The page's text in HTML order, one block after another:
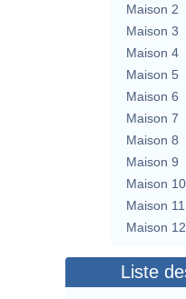
Maison 2
Maison 3
Maison 4
Maison 5
Maison 6
Maison 7
Maison 8
Maison 9
Maison 10
Maison 11
Maison 12
Liste